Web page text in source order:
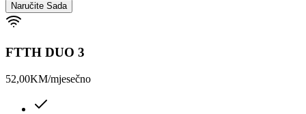
Naručite Sada
FTTH DUO 3
52,00KM/mjesečno